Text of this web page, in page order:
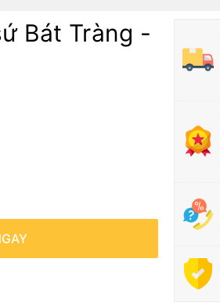
Bát Tràng -